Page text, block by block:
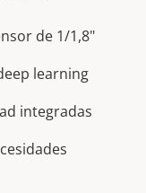
de 1/1,8"
learning
integradas